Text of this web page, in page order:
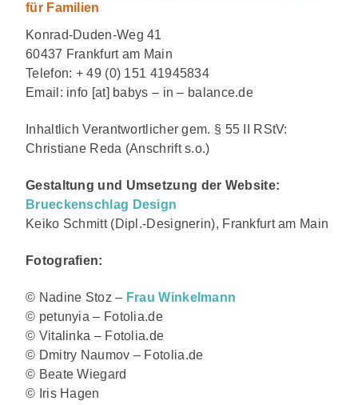
für Familien
Konrad-Duden-Weg 41
60437 Frankfurt am Main
Telefon: + 49 (0) 151 41945834
Email: info [at] babys – in – balance.de
Inhaltlich Verantwortlicher gem. § 55 II RStV:
Christiane Reda (Anschrift s.o.)
Gestaltung und Umsetzung der Website:
Brueckenschlag Design
Keiko Schmitt (Dipl.-Designerin), Frankfurt am Main
Fotografien:
© Nadine Stoz – Frau Winkelmann
© petunyia – Fotolia.de
© Vitalinka – Fotolia.de
© Dmitry Naumov – Fotolia.de
© Beate Wiegard
© Iris Hagen